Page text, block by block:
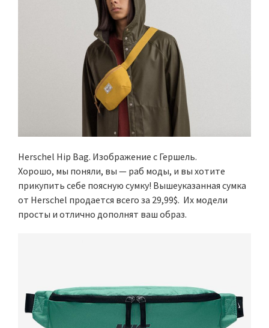
Herschel Hip Bag. Изображение с Гершель.
Хорошо, мы поняли, вы — раб моды, и вы хотите
прикупить себе поясную сумку! Вышеуказанная сумка
от Herschel продается всего за 29,99$. Их модели
просты и отлично дополнят ваш образ.